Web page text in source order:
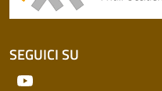
SEGUICI SU